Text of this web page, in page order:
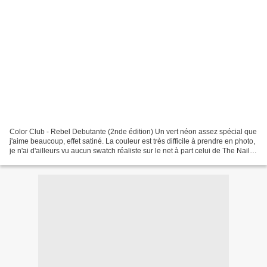
Color Club - Rebel Debutante (2nde édition) Un vert néon assez spécial que
j'aime beaucoup, effet satiné. La couleur est très difficile à prendre en photo,
je n'ai d'ailleurs vu aucun swatch réaliste sur le net à part celui de The Nail